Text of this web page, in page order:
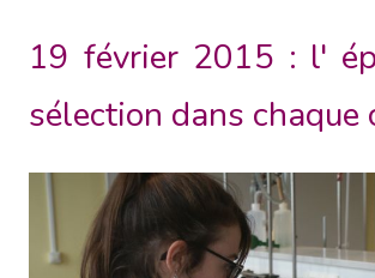
19 février 2015 : l'
sélection dans chaque